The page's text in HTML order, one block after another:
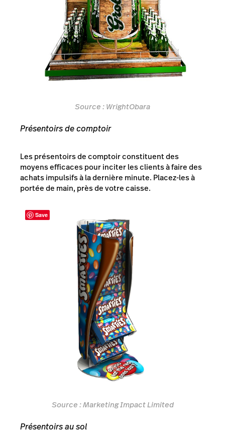
Source :WrightObara
Présentoirs de comptoir
Les présentoirs de comptoir constituent des
moyens efficaces pour inciter les clients à faire des
achats impulsifs à la dernière minute. Placez-les à
portée de main, près de votre caisse.
Source :Marketing Impact Limited
Présentoirs au sol
Save